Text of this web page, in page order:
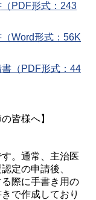
PDF形式：243
Word形式：56K
（PDF形式：44
皆様へ】
。通常、主治医
定の申請後、
る際に手書き用の
で作成しており